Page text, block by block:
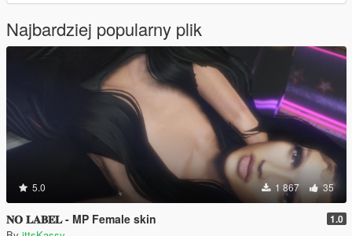
Najbardziej popularny plik
5.0 1 867 35
𝐍𝐎 𝐋𝐀𝐁𝐄𝐋 - MP Female skin 1.0